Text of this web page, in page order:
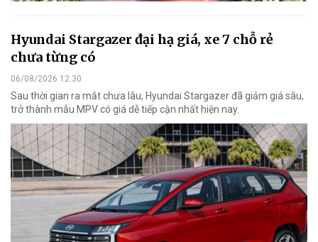
Hyundai Stargazer đại hạ giá, xe 7 chỗ rẻ
chưa từng có
06/08/2026 12:30
Sau thời gian ra mắt chưa lâu, Hyundai Stargazer đã giảm giá sâu,
trở thành mẫu MPV có giá dễ tiếp cận nhất hiện nay.